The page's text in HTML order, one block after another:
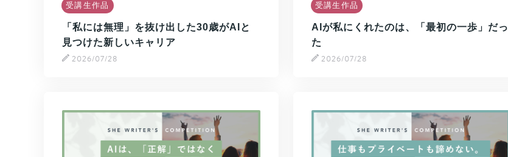
受講生作品
「私には無理」を抜け出した30歳がAIと
見つけた新しいキャリア
2026/07/28
受講生作品
AIが私にくれたのは、「最初の一歩」だっ
た
2026/07/28